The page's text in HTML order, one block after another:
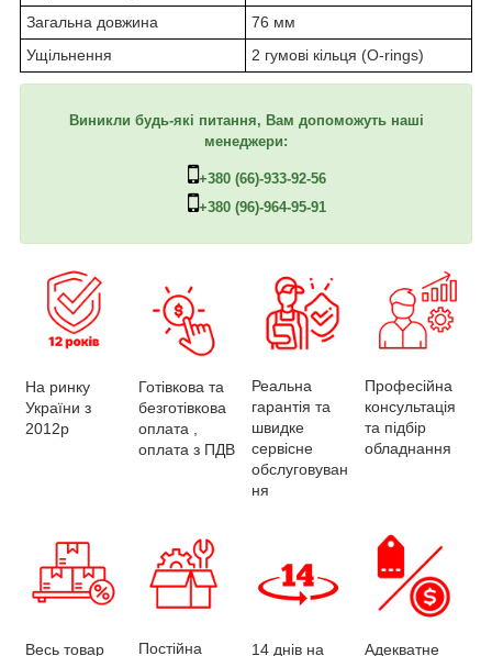
Загальна довжина
76 мм
Ущільнення
2 гумові кільця (O-rings)
Виникли будь-які питання, Вам допоможуть наші
менеджери:
+380 (66)-933-92-56
+380 (96)-964-95-91
На ринку
України з
2012р
Готівкова та
безготівкова
оплата ,
оплата з ПДВ
Реальна
гарантія та
швидке
сервісне
обслуговуван
ня
Професійна
консультація
та підбір
обладнання
Весь товар Постійна 14 днів на Адекватне